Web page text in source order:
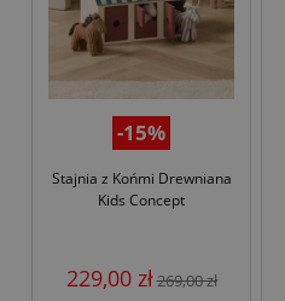
-15%
Stajnia z Końmi Drewniana
Kids Concept
229,00 zł269,00 zł